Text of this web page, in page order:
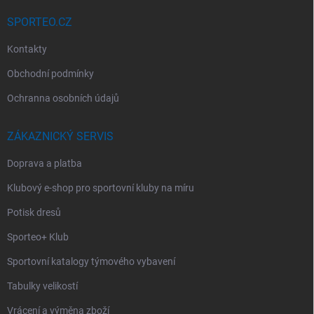
SPORTEO.CZ
Kontakty
Obchodní podmínky
Ochranna osobních údajů
ZÁKAZNICKÝ SERVIS
Doprava a platba
Klubový e-shop pro sportovní kluby na míru
Potisk dresů
Sporteo+ Klub
Sportovní katalogy týmového vybavení
Tabulky velikostí
Vrácení a výměna zboží